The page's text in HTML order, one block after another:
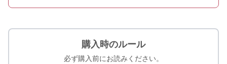
購入時のルール
必ず購入前にお読みください。